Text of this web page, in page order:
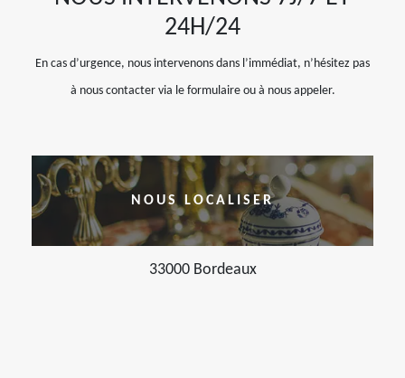
24H/24
En cas d’urgence, nous intervenons dans l’immédiat, n’hésitez pas
à nous contacter via le formulaire ou à nous appeler.
NOUS LOCALISER
33000 Bordeaux